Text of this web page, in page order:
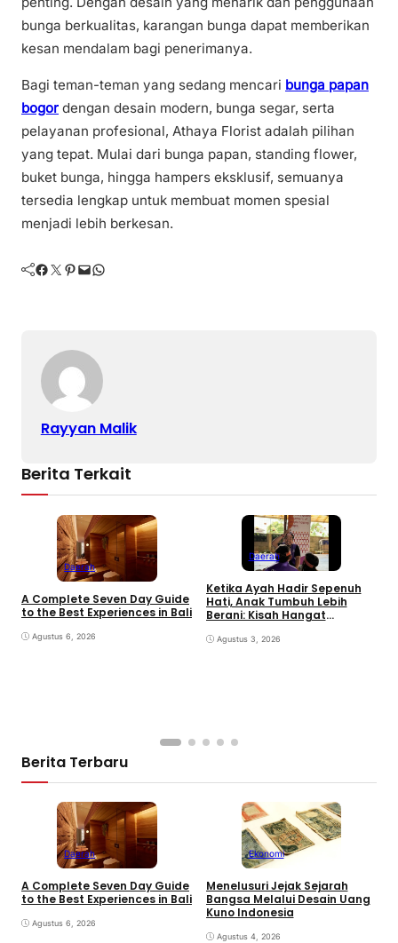
bunga berkualitas, karangan bunga dapat memberikan
kesan mendalam bagi penerimanya.
Bagi teman-teman yang sedang mencari bunga papan
bogor dengan desain modern, bunga segar, serta
pelayanan profesional, Athaya Florist adalah pilihan
yang tepat. Mulai dari bunga papan, standing flower,
buket bunga, hingga hampers eksklusif, semuanya
tersedia lengkap untuk membuat momen spesial
menjadi lebih berkesan.
Facebook Twitter Pinterest Mail WhatsApp
Rayyan Malik
Berita Terkait
Daerah
A Complete Seven Day Guide
to the Best Experiences in Bali
Agustus 6, 2026
Daerah
Ketika Ayah Hadir Sepenuh
Hati, Anak Tumbuh Lebih
Berani: Kisah Hangat
Agustus 3, 2026
Berita Terbaru
Daerah
A Complete Seven Day Guide
to the Best Experiences in Bali
Agustus 6, 2026
Ekonomi
Menelusuri Jejak Sejarah
Bangsa Melalui Desain Uang
Kuno Indonesia
Agustus 4, 2026